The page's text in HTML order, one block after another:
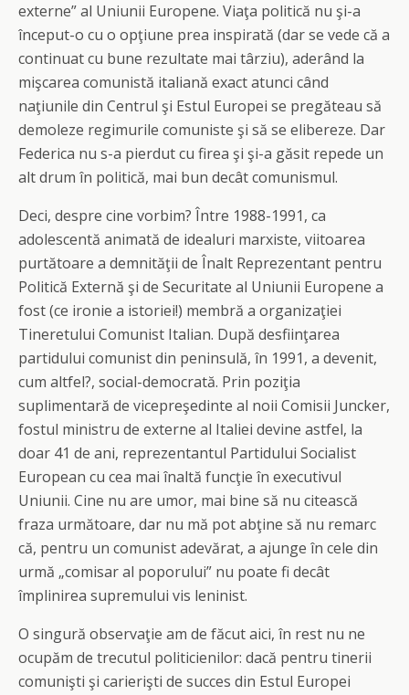
externe” al Uniunii Europene. Viaţa politică nu şi-a
început-o cu o opţiune prea inspirată (dar se vede că a
continuat cu bune rezultate mai târziu), aderând la
mişcarea comunistă italiană exact atunci când
naţiunile din Centrul şi Estul Europei se pregăteau să
demoleze regimurile comuniste şi să se elibereze. Dar
Federica nu s-a pierdut cu firea şi şi-a găsit repede un
alt drum în politică, mai bun decât comunismul.
Deci, despre cine vorbim? Între 1988-1991, ca
adolescentă animată de idealuri marxiste, viitoarea
purtătoare a demnităţii de Înalt Reprezentant pentru
Politică Externă şi de Securitate al Uniunii Europene a
fost (ce ironie a istoriei!) membră a organizaţiei
Tineretului Comunist Italian. După desfiinţarea
partidului comunist din peninsulă, în 1991, a devenit,
cum altfel?, social-democrată. Prin poziţia
suplimentară de vicepreşedinte al noii Comisii Juncker,
fostul ministru de externe al Italiei devine astfel, la
doar 41 de ani, reprezentantul Partidului Socialist
European cu cea mai înaltă funcţie în executivul
Uniunii. Cine nu are umor, mai bine să nu citească
fraza următoare, dar nu mă pot abţine să nu remarc
că, pentru un comunist adevărat, a ajunge în cele din
urmă „comisar al poporului” nu poate fi decât
împlinirea supremului vis leninist.
O singură observaţie am de făcut aici, în rest nu ne
ocupăm de trecutul politicienilor: dacă pentru tinerii
comunişti şi carierişti de succes din Estul Europei